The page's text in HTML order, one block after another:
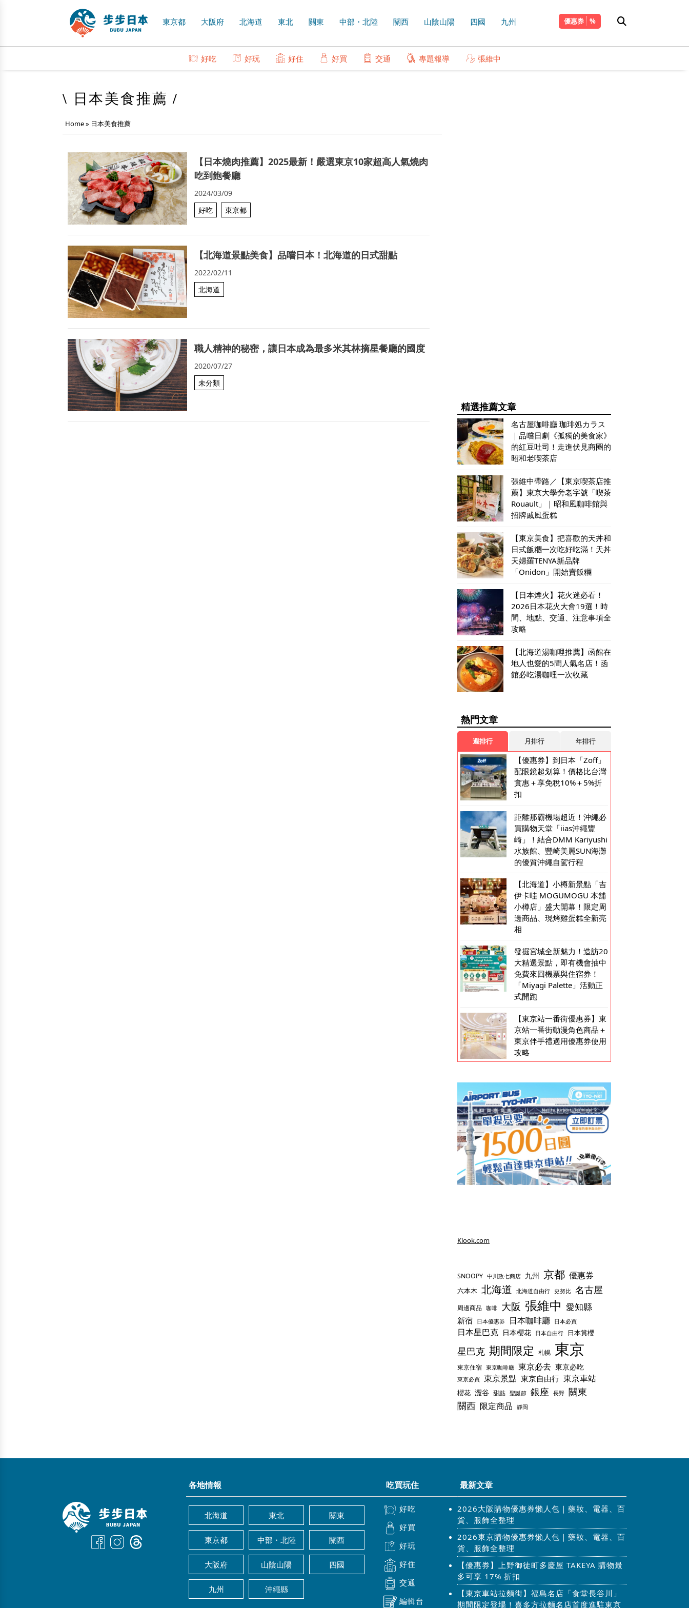
東京都 大阪府 北海道 東北 關東 中部・北陸 關西 山陰山陽 四國 九州 優惠券
好吃 好玩 好住 好買 交通 專題報導 張維中
\ 日本美食推薦 /
Home» 日本美食推薦
【日本燒肉推薦】2025最新！嚴選東京10家超高人氣燒肉
吃到飽餐廳
2024/03/09
好吃
東京都
【北海道景點美食】品嚐日本！北海道的日式甜點
2022/02/11
北海道
職人精神的秘密，讓日本成為最多米其林摘星餐廳的國度
2020/07/27
未分類
精選推薦文章
名古屋咖啡廳 珈琲処カラス
｜品嚐日劇《孤獨的美食家》
的紅豆吐司！走進伏見商圈的
昭和老喫茶店
張維中帶路／【東京喫茶店推
薦】東京大學旁老字號「喫茶
Rouault」｜昭和風咖啡館與
招牌戚風蛋糕
【東京美食】把喜歡的天丼和
日式飯糰一次吃好吃滿！天丼
天婦羅TENYA新品牌
「Onidon」開始賣飯糰
【日本煙火】花火迷必看！
2026日本花火大會19選！時
間、地點、交通、注意事項全
攻略
【北海道湯咖哩推薦】函館在
地人也愛的5間人氣名店！函
館必吃湯咖哩一次收藏
熱門文章
週排行 月排行 年排行
【優惠券】到日本「Zoff」
配眼鏡超划算！價格比台灣
實惠＋享免稅10%＋5%折
扣
距離那霸機場超近！沖繩必
買購物天堂「iias沖繩豐
崎」！結合DMM Kariyushi
水族館、豐崎美麗SUN海灘
的優質沖繩自駕行程
【北海道】小樽新景點「吉
伊卡哇 MOGUMOGU 本舖
小樽店」盛大開幕！限定周
邊商品、現烤雞蛋糕全新亮
相
發掘宮城全新魅力！造訪20
大精選景點，即有機會抽中
免費來回機票與住宿券！
「Miyagi Palette」活動正
式開跑
【東京站一番街優惠券】東
京站一番街動漫角色商品＋
東京伴手禮適用優惠券使用
攻略
Klook.com
SNOOPY 中川政七商店 九州 京都 優惠券
六本木 北海道 北海道自由行 史努比 名古屋
周邊商品 咖啡 大阪 張維中 愛知縣
新宿 日本優惠券 日本咖啡廳 日本必買
日本星巴克 日本櫻花 日本自由行 日本賞櫻
星巴克 期間限定 札幌 東京
東京住宿 東京咖啡廳 東京必去 東京必吃
東京必買 東京景點 東京自由行 東京車站
櫻花 澀谷 甜點 聖誕節 銀座 長野 關東
關西 限定商品 靜岡
各地情報
北海道 東北 關東
東京都 中部・北陸 關西
大阪府 山陰山陽 四國
九州 沖繩縣
吃買玩住
好吃
好買
好玩
好住
交通
編輯台
最新文章
2026大阪購物優惠券懶人包｜藥妝、電器、百
貨、服飾全整理
2026東京購物優惠券懶人包｜藥妝、電器、百
貨、服飾全整理
【優惠券】上野御徒町多慶屋 TAKEYA 購物最
多可享 17% 折扣
【東京車站拉麵街】福島名店「食堂長谷川」
期間限定登場！喜多方拉麵名店首度進駐東京